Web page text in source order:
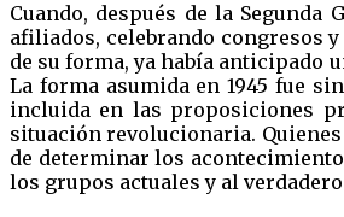
Cuando, después de la
afiliados, celebrando congresos
de su forma, ya había anticipado
La forma asumida en 1945 fue
incluida en las proposiciones
situación revolucionaria.
de determinar los
los grupos actuales y al